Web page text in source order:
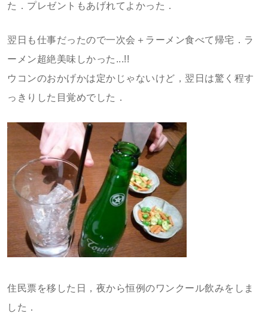
た．プレゼントもあげれてよかった．
翌日も仕事だったので一次会＋ラーメン食べて帰宅．ラ
ーメン超絶美味しかった...!!
ウコンのおかげかは定かじゃないけど，翌日は驚く程す
っきりした目覚めでした．
住民票を移した日，夜から恒例のワンクール飲みをしま
した．